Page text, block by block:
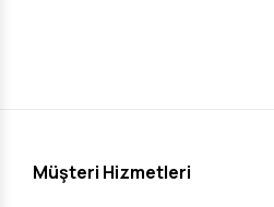
Müşteri Hizmetleri